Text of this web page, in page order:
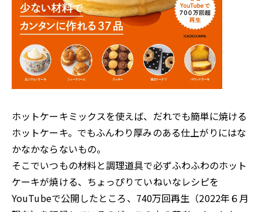
ホットケーキミックスを使えば、だれでも簡単に焼ける
ホットケーキ。でもふんわり厚みのある仕上がりにはな
かなかならないもの。
そこでいつもの材料と調理道具で必ずふわふわのホット
ケーキが焼ける、ちょっぴりていねいなレシピを
YouTubeで公開したところ、740万回再生（2022年６月